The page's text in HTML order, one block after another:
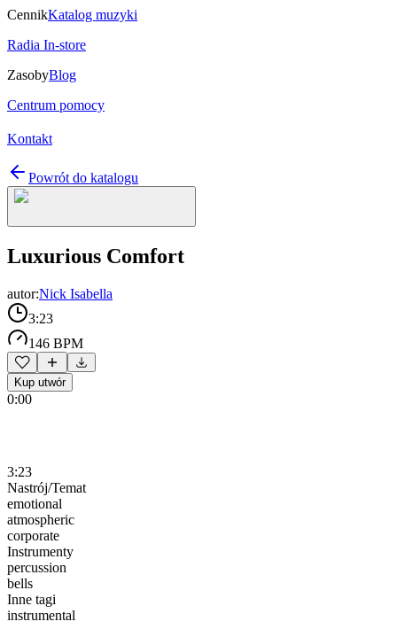
CennikKatalog muzyki
Radia In-store
ZasobyBlog
Centrum pomocy
Kontakt
Powrót do katalogu
Luxurious Comfort
autor:Nick Isabella
3:23
146 BPM
Kup utwór
0:00
3:23
Nastrój/Temat
emotional
atmospheric
corporate
Instrumenty
percussion
bells
Inne tagi
instrumental